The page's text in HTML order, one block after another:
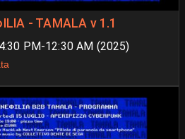
- TAMALA v 1.1
PM-12:30 AM (2025)